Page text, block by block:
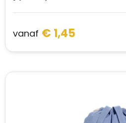
vanaf € 1,45